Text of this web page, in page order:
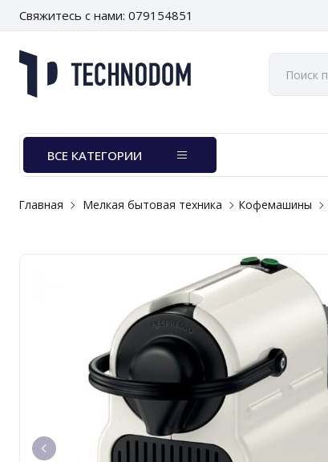
Свяжитесь с нами: 079154851
ВСЕ КАТЕГОРИИ
Главная Мелкая бытовая техника Кофемашины